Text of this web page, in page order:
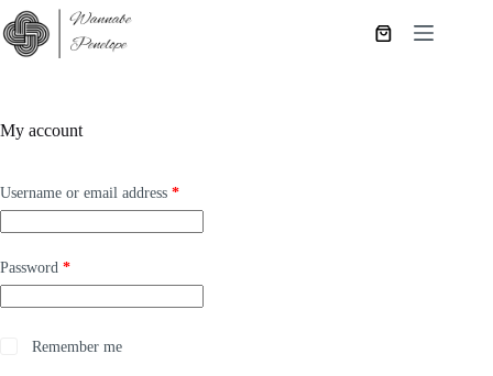
Skip
to
content
Shopping
My account
Username or email address *Required
Password *Required
Remember me